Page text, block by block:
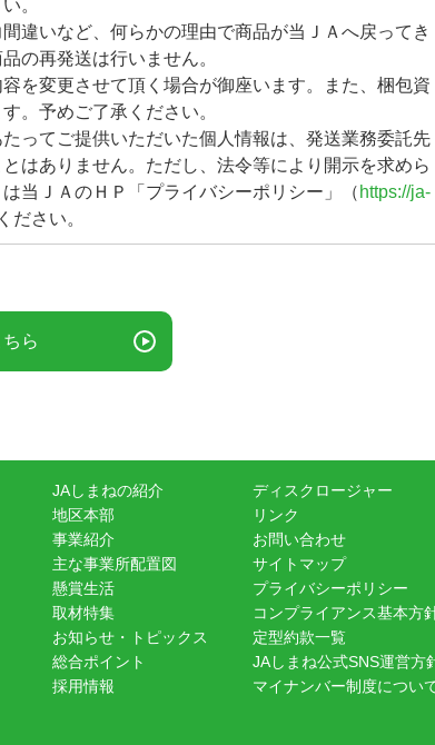
。
違いなど、何らかの理由で商品が当ＪＡへ戻ってき
の再発送は行いません。
を変更させて頂く場合が御座います。また、梱包資
。予めご了承ください。
ってご提供いただいた個人情報は、発送業務委託先
はありません。ただし、法令等により開示を求めら
当ＪＡのＨＰ「プライバシーポリシー」（ https://ja-
ださい。
ら
JAしまねの紹介
地区本部
事業紹介
主な事業所配置図
懸賞生活
取材特集
お知らせ・トピックス
総合ポイント
採用情報
ディスクロージャー
リンク
お問い合わせ
サイトマップ
プライバシーポリシー
コンプライアンス基本方
定型約款一覧
JAしまね公式SNS運営方
マイナンバー制度につい